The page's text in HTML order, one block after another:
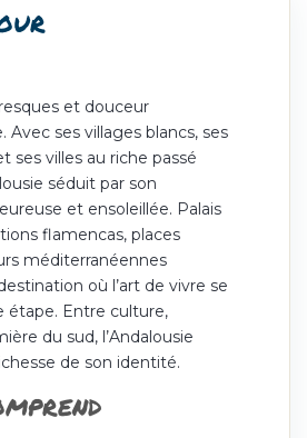
et douceur
Avec ses villages blancs, ses
ses villes au riche passé
séduit par son
et ensoleillée. Palais
flamencas, places
méditerranéennes
où l’art de vivre se
étape. Entre culture,
du sud, l’Andalousie
de son identité.